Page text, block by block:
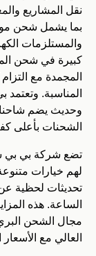
نقل المشاريع
بما يشمل شحن
والمستلزمات
كبيرة في شحن
المجمدة مع
المناسبة.
وحديث يضم
الشحنات بأعلى
تضع شركة بي بي
لهم خيارات
تحديثات لحظية
الساعة. هذه
مجال الشحن البري
العالي مع